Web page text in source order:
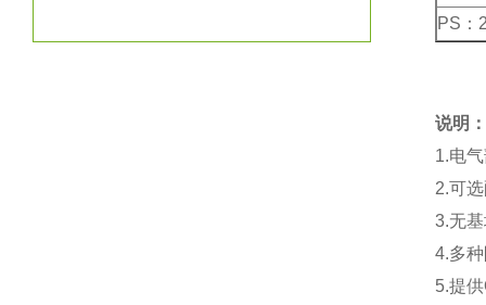
PS：
说明：
1.电
2.可
3.无
4.多
5.提